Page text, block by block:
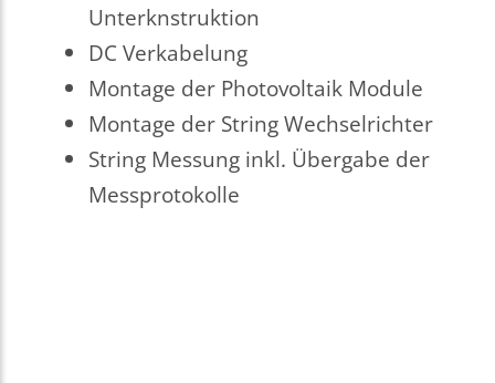
Unterknstruktion
DC Verkabelung
Montage der Photovoltaik Module
Montage der String Wechselrichter
String Messung inkl. Übergabe der
Messprotokolle